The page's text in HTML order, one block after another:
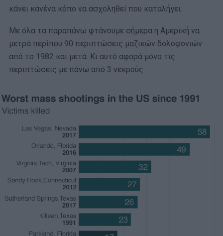
κάνει κανένα κόπο να ασχοληθεί που καταλήγει.
Με όλα τα παραπάνω φτάνουμε σήμερα η Αμερική να
μετρά περίπου 90 περιπτώσεις μαζικών δολοφονιών
από το 1982 και μετά. Κι αυτό αφορά μόνο τις
περιπτώσεις με πάνω από 3 νεκρούς.